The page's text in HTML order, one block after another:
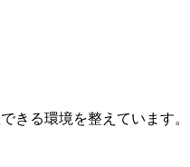
きる環境を整えています。